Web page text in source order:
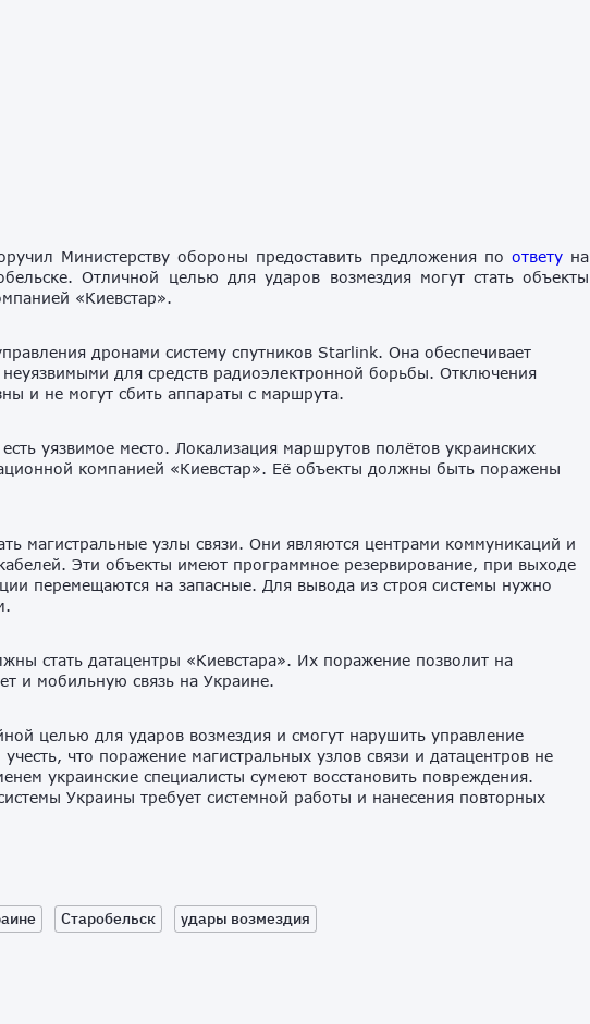
Министерству обороны предоставить предложения поответу на
Отличной целью для ударов возмездия могут стать объекты
«Киевстар».
дронами систему спутников Starlink. Она обеспечивает
для средств радиоэлектронной борьбы. Отключения
и не могут сбить аппараты с маршрута.
уязвимое место. Локализация маршрутов полётов украинских
компанией «Киевстар». Её объекты должны быть поражены
магистральные узлы связи. Они являются центрами коммуникаций и
Эти объекты имеют программное резервирование, при выходе
перемещаются на запасные. Для вывода из строя системы нужно
стать датацентры «Киевстара». Их поражение позволит на
и мобильную связь на Украине.
целью для ударов возмездия и смогут нарушить управление
что поражение магистральных узлов связи и датацентров не
украинские специалисты сумеют восстановить повреждения.
Украины требует системной работы и нанесения повторных
Старобельск удары возмездия